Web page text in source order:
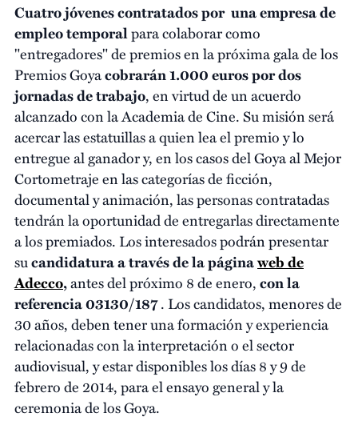
Cuatro jóvenes contratados por una empresa de
empleo temporalpara colaborar como
"entregadores" de premios en la próxima gala de los
Premios Goyacobrarán 1.000 euros por dos
jornadas de trabajo, en virtud de un acuerdo
alcanzado con la Academia de Cine. Su misión será
acercar las estatuillas a quien lea el premio y lo
entregue al ganador y, en los casos del Goya al Mejor
Cortometraje en las categorías de ficción,
documental y animación, las personas contratadas
tendrán la oportunidad de entregarlas directamente
a los premiados. Los interesados podrán presentar
sucandidatura a través de la páginaweb de
Adecco,antes del próximo 8 de enero,con la
referencia 03130/187. Los candidatos, menores de
30 años, deben tener una formación y experiencia
relacionadas con la interpretación o el sector
audiovisual, y estar disponibles los días 8 y 9 de
febrero de 2014, para el ensayo general y la
ceremonia de los Goya.